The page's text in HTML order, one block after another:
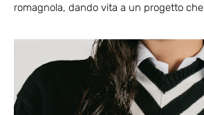
romagnola, dando vita a un progetto che